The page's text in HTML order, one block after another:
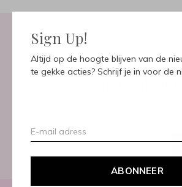
Sign Up!
Altijd op de hoogte blijven van de
te gekke acties? Schrijf je in voor de
ABONNEER
Meld je aan voor
nieuwsbrief